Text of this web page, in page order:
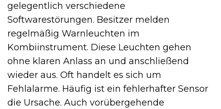
gelegentlich verschiedene
Softwarestörungen. Besitzer melden
regelmäßig Warnleuchten im
Kombiinstrument. Diese Leuchten gehen
ohne klaren Anlass an und anschließend
wieder aus. Oft handelt es sich um
Fehlalarme. Häufig ist ein fehlerhafter Sensor
die Ursache. Auch vorübergehende